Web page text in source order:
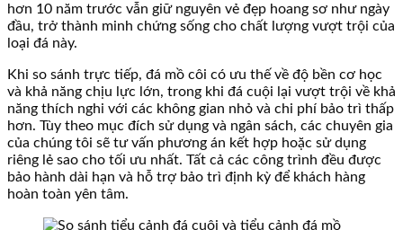
hơn 10 năm trước vẫn giữ nguyên vẻ đẹp hoang sơ như ngày
đầu, trở thành minh chứng sống cho chất lượng vượt trội của
loại đá này.
Khi so sánh trực tiếp, đá mồ côi có ưu thế về độ bền cơ học
và khả năng chịu lực lớn, trong khi đá cuội lại vượt trội về khả
năng thích nghi với các không gian nhỏ và chi phí bảo trì thấp
hơn. Tùy theo mục đích sử dụng và ngân sách, các chuyên gia
của chúng tôi sẽ tư vấn phương án kết hợp hoặc sử dụng
riêng lẻ sao cho tối ưu nhất. Tất cả các công trình đều được
bảo hành dài hạn và hỗ trợ bảo trì định kỳ để khách hàng
hoàn toàn yên tâm.